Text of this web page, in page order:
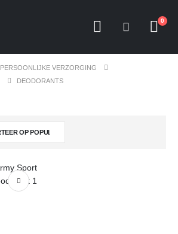
0
PERSOONLIJKE VERZORGING
DEODORANTS